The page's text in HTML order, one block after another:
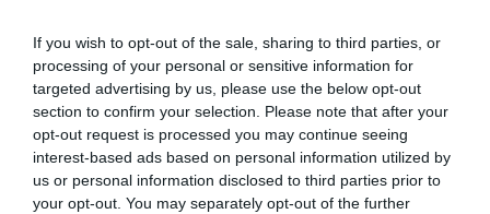
If you wish to opt-out of the sale, sharing to third parties, or
processing of your personal or sensitive information for
targeted advertising by us, please use the below opt-out
section to confirm your selection. Please note that after your
opt-out request is processed you may continue seeing
interest-based ads based on personal information utilized by
us or personal information disclosed to third parties prior to
your opt-out. You may separately opt-out of the further
Η Bella ευελπιστεί μέσω της μεγάλης επιτυχίας
που γνωρίζει μέσω του μόντελινγκ να
“βουτήξει” στον χώρο της υποκριτικής
καιδηλώνει χαρακτηριστικά“Θα μου άρεσε
πολύ να αρχίσω να παίζω και να έχω μια
επιπλέον φωνή στον κόσμο.” και συμπληρώνει